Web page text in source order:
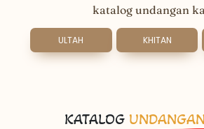
katalog undangan
ULTAH KHITAN
KATALOG